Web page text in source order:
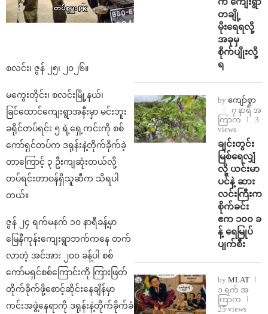
စလင်း၊ ဇွန် ၂၅၊ ၂၀၂၆။
မကွေးတိုင်း၊ စလင်းမြို့နယ်၊
ခြင်ထောင်ကျေးရွာအနီးမှာ မင်းဘူး
ခရိုင်တပ်ရင်း ၅ ရဲ့ရှေ့ကင်းကို စစ်
ကော်ရှင်တပ်က ဒရုန်းနဲ့တိုက်ခိုက်ခဲ့
တာကြောင့် ၃ ဦးကျဆုံးတယ်လို့
တပ်ရင်းတာဝန်ရှိသူဆီက သိရပါ
တယ်။
ဇွန် ၂၄ ရက်မနက် ၁၀ နာရီခန့်မှာ
မြေနီကုန်းကျေးရွာဘက်ကနေ တက်
လာတဲ့ အင်အား ၂၀၀ ခန့်ပါ စစ်
ကော်မရှင်စစ်ကြောင်းကို ကြားဖြတ်
တိုက်ခိုက်ဖို့စောင့်ဆိုင်းနေချိန်မှာ
ကင်းအဖွဲ့နေရာကို ဒရုန်းနဲ့တိုက်ခိုက်ခံ
တချို့
မိုးရေရလို့
အခုမှ
စိုက်ပျိုးလို့
ရ
by ကျော်စွာ
၇ နာရီ အ
ကြာက
3
views
ချင်းတွင်း
မြစ်ရေလျှံ
လို့ ယင်းမာ
ပင်နဲ့ ဆား
လင်းကြီးက
စိုက်ခင်း
ဧက ၁၀၀ ခ
န့် ရေမြုပ်
ပျက်စီး
by MLAT
၁ ရက် အ
ကြာက
25 views